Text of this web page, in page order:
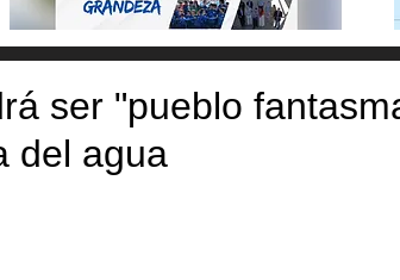
ser "pueblo
del agua